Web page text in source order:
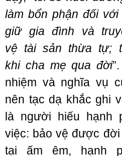
làm bổn phận đối với
giữ gia đình và
vệ tài sản thừa tự;
khi cha mẹ qua đời
nhiệm và nghĩa vụ
nên tạc dạ khắc ghi
là người hiếu hạnh
việc: bảo vệ được
tại ấm êm, hạnh